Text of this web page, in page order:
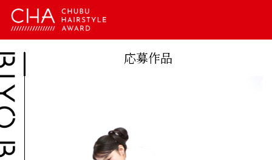
応募作品